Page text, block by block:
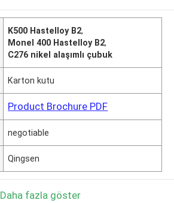
K500 Hastelloy B2,
Monel 400 Hastelloy B2,
C276 nikel alaşımlı çubuk
Karton kutu
Product Brochure PDF
negotiable
Qingsen
Daha fazla göster